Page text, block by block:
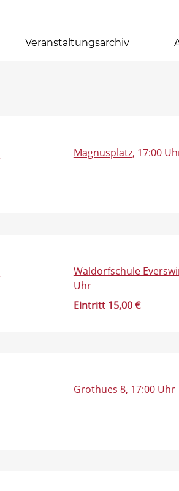
Veranstaltungsarchiv
Magnusplatz, 17:00
Waldorfschule
Uhr
Eintritt 15,00 €
Grothues 8, 17:00 Uhr